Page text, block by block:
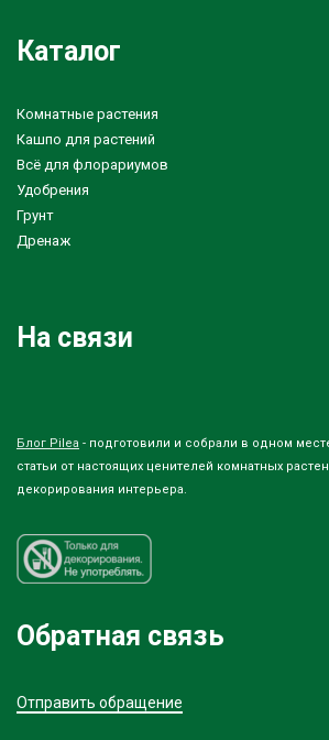
Каталог
Комнатные растения
Кашпо для растений
Всё для флорариумов
Удобрения
Грунт
Дренаж
На связи
Блог Pilea - подготовили и собрали в одном
статьи от настоящих ценителей комнатных
декорирования интерьера.
Обратная связь
Отправить обращение